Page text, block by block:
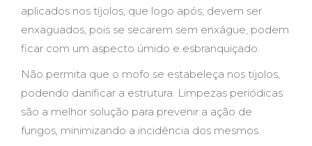
aplicados nos tijolos, que logo após, devem ser
enxaguados, pois se secarem sem enxágue, podem
ficar com um aspecto úmido e esbranquiçado.
Não permita que o mofo se estabeleça nos tijolos,
podendo danificar a estrutura. Limpezas periódicas
são a melhor solução para prevenir a ação de
fungos, minimizando a incidência dos mesmos.